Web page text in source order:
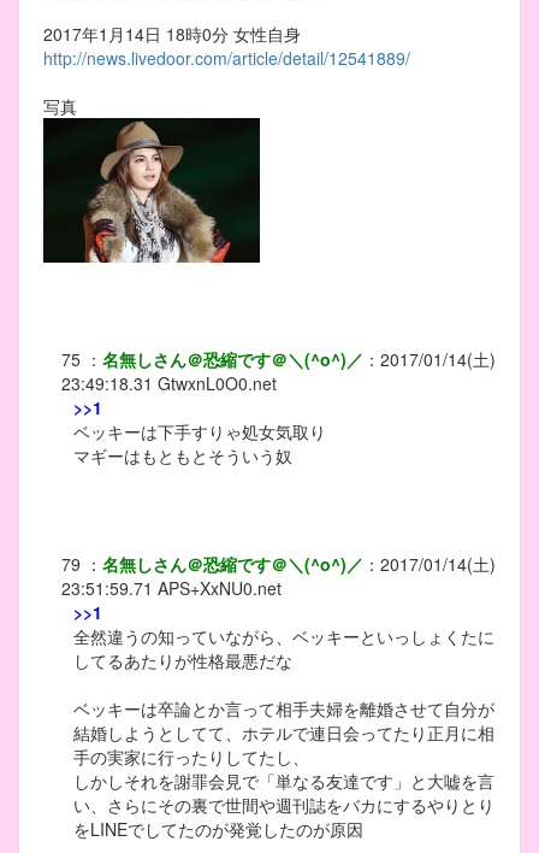
2017年1月14日 18時0分 女性自身
http://news.livedoor.com/article/detail/12541889/
写真
75 ： 名無しさん＠恐縮です＠＼(^o^)／ ： 2017/01/14(土)
23:49:18.31 GtwxnL0O0.net
>>1
ベッキーは下手すりゃ処女気取り
マギーはもともとそういう奴
79 ： 名無しさん＠恐縮です＠＼(^o^)／ ： 2017/01/14(土)
23:51:59.71 APS+XxNU0.net
>>1
全然違うの知っていながら、ベッキーといっしょくたに
してるあたりが性格最悪だな
ベッキーは卒論とか言って相手夫婦を離婚させて自分が
結婚しようとしてて、ホテルで連日会ってたり正月に相
手の実家に行ったりしてたし、
しかしそれを謝罪会見で「単なる友達です」と大嘘を言
い、さらにその裏で世間や週刊誌をバカにするやりとり
をLINEでしてたのが発覚したのが原因